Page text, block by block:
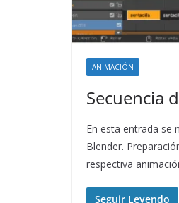
ANIMACIÓN
Secuencia
En esta entrada se
Blender.
respectiva
Seguir Leyendo